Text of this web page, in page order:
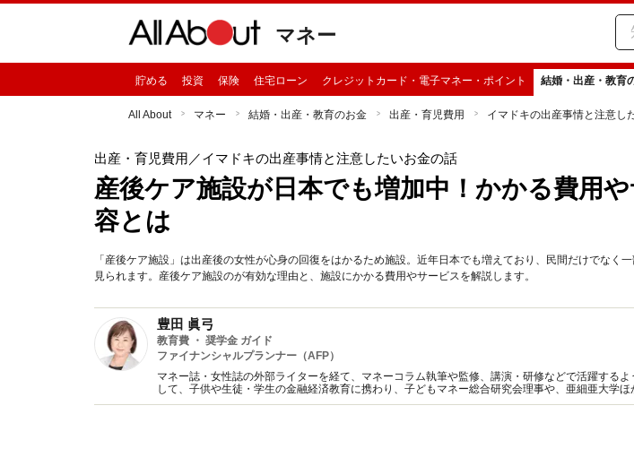
マネー
貯める 投資 保険 住宅ローン クレジットカード・電子マネー・ポイント 結婚・出産・教育
All About マネー 結婚・出産・教育のお金 出産・育児費用 イマドキの出産事情と注意し
出産・育児費用 ／イマドキの出産事情と注意したいお金の話
産後ケア施設が日本でも増加中！かかる費用
容とは
「産後ケア施設」は出産後の女性が心身の回復をはかるため施設。近年日本でも増えており、民間だけでなく
見られます。産後ケア施設のが有効な理由と、施設にかかる費用やサービスを解説します。
豊田 眞弓
教育費 ・ 奨学金 ガイド
ファイナンシャルプランナー（AFP）
マネー誌・女性誌の外部ライターを経て、マネーコラム執筆や監修、講演・研修などで活躍するよ
して、子供や生徒・学生の金融経済教育に携わり、子どもマネー総合研究会理事や、亜細亜大学
趣味は講談、猫に添い寝。